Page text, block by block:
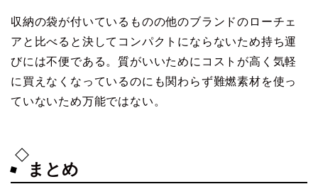
収納の袋が付いているものの他のブランドのローチェ
アと比べると決してコンパクトにならないため持ち運
びには不便である。質がいいためにコストが高く気軽
に買えなくなっているのにも関わらず難燃素材を使っ
ていないため万能ではない。
まとめ